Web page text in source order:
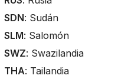
SDN: Sudán
SLM: Salomón
SWZ: Swazilandia
THA: Tailandia